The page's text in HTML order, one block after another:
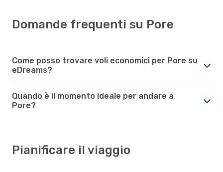
Domande frequenti su Pore
Come posso trovare voli economici per Pore su
eDreams?
Quando è il momento ideale per andare a
Pore?
Pianificare il viaggio